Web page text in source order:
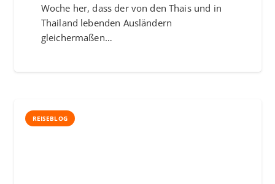
Woche her, dass der von den Thais und in
Thailand lebenden Ausländern
gleichermaßen…
REISEBLOG